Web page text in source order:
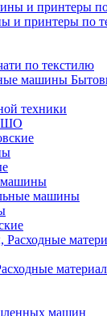
и принтеры по
по текстилю
техники
машины
машины
машин